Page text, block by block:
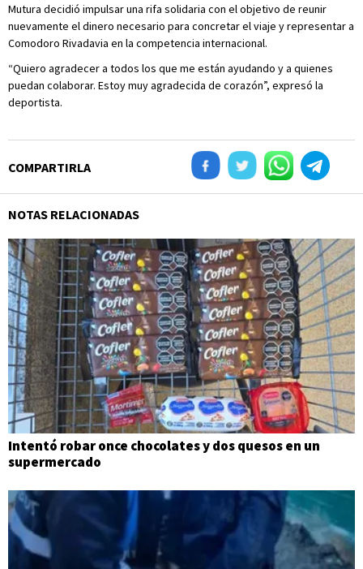
Mutura decidió impulsar una rifa solidaria con el objetivo de reunir
nuevamente el dinero necesario para concretar el viaje y representar a
Comodoro Rivadavia en la competencia internacional.
“Quiero agradecer a todos los que me están ayudando y a quienes
puedan colaborar. Estoy muy agradecida de corazón”, expresó la
deportista.
COMPARTIRLA
NOTAS RELACIONADAS
Intentó robar once chocolates y dos quesos en un
supermercado